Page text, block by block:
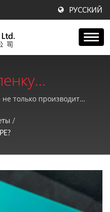
РУССКИЙ
С
Chia Plastics
только производит
и идеальное
/